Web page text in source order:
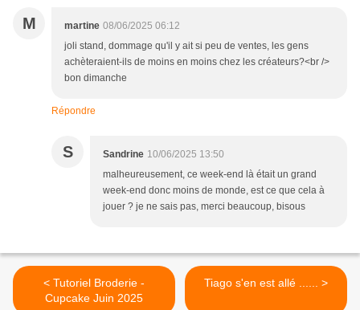
M martine 08/06/2025 06:12
joli stand, dommage qu'il y ait si peu de ventes, les gens
achèteraient-ils de moins en moins chez les créateurs?<br />
bon dimanche
Répondre
S Sandrine 10/06/2025 13:50
malheureusement, ce week-end là était un grand
week-end donc moins de monde, est ce que cela à
jouer ? je ne sais pas, merci beaucoup, bisous
< Tutoriel Broderie -
Cupcake Juin 2025
Tiago s'en est allé ...... >